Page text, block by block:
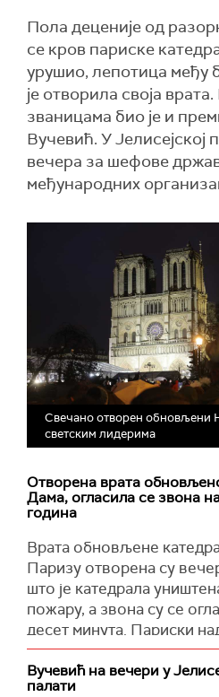
Пола деценије од
се кров париске
урушио, лепотица
је отворила своја
званицама био је и
Вучевић. У Јелисејској
вечера за шефове
међународних
Свечано отворен обновљени
светским лидерима
Отворена врата
Дама, огласила се звона
година
Врата обновљене
Паризу отворена су
што је катедрала
пожару, а звона су се
десет минута. Париски
три пута је покуцао, а
катедрале.
Вучевић на вечери у
палати